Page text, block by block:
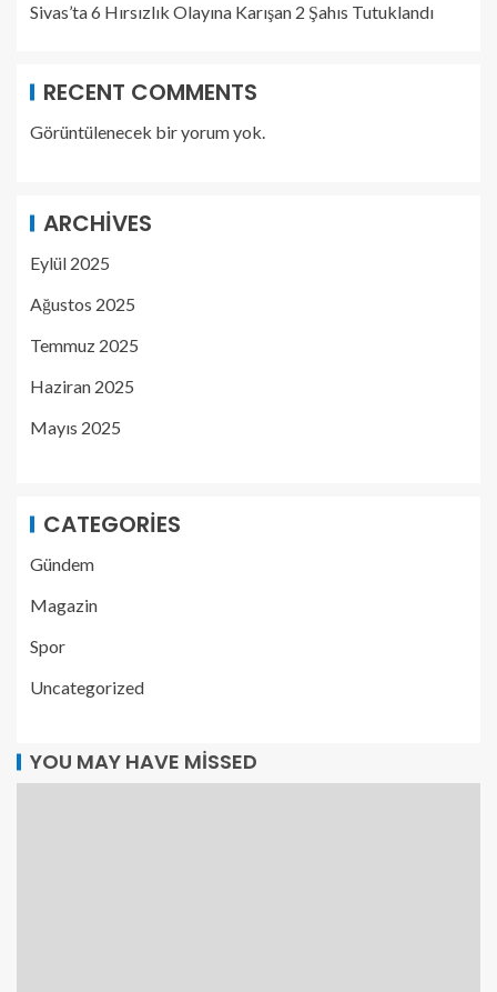
Sivas’ta 6 Hırsızlık Olayına Karışan 2 Şahıs Tutuklandı
RECENT COMMENTS
Görüntülenecek bir yorum yok.
ARCHIVES
Eylül 2025
Ağustos 2025
Temmuz 2025
Haziran 2025
Mayıs 2025
CATEGORIES
Gündem
Magazin
Spor
Uncategorized
YOU MAY HAVE MISSED